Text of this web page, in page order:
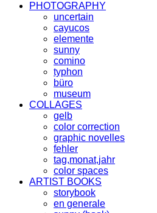
PHOTOGRAPHY
uncertain
cayucos
elemente
sunny
comino
typhon
büro
museum
COLLAGES
gelb
color correction
graphic novelles
fehler
tag,monat,jahr
color spaces
ARTIST BOOKS
storybook
en generale